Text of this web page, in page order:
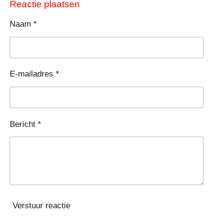
e
l
r
e
Reactie plaatsen
Naam *
E-mailadres *
Bericht *
Verstuur reactie